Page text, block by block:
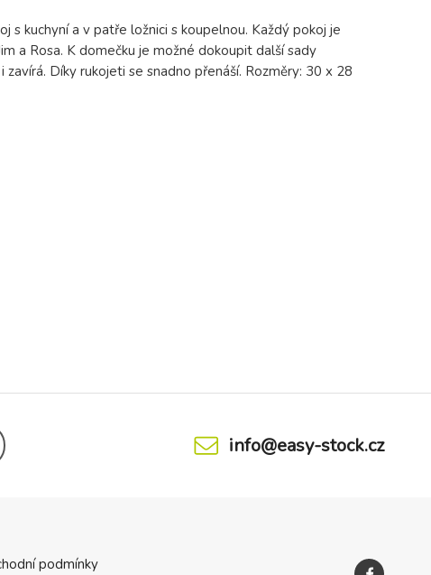
kuchyní a v patře ložnici s koupelnou. Každý pokoj je
a Rosa. K domečku je možné dokoupit další sady
Díky rukojeti se snadno přenáší. Rozměry: 30 x 28
info@easy-stock.cz
podmínky